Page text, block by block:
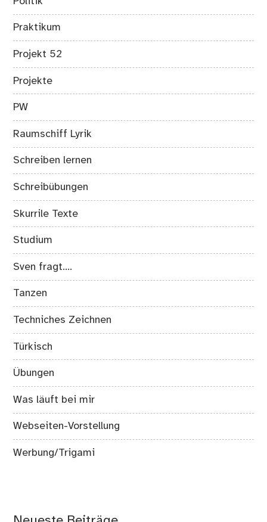
Praktikum
Projekt 52
Projekte
PW
Raumschiff Lyrik
Schreiben lernen
Schreibübungen
Skurrile Texte
Studium
Sven fragt….
Tanzen
Techniches Zeichnen
Türkisch
Übungen
Was läuft bei mir
Webseiten-Vorstellung
Werbung/Trigami